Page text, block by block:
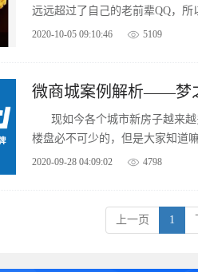
远远超过了自己的老前辈QQ，
现在时下比较流行的微信商城，
2020-10-05 09:10:46 5109
微商城案例解析——梦
现如今各个城市新房子越来
楼盘必不可少的，但是大家知道
的前所未有的变局，如果死守一
2020-09-28 04:09:02 4798
上一页 1